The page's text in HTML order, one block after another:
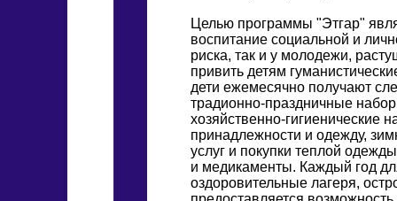
Целью программы "Этгар"
воспитание социальной и
риска, так и у молодежи,
привить детям
дети ежемесячно получают
традионно-праздничные
хозяйственно-гигиенические
принадлежности и одежду,
услуг и покупки теплой
и медикаменты. Каждый год
оздоровительные лагеря,